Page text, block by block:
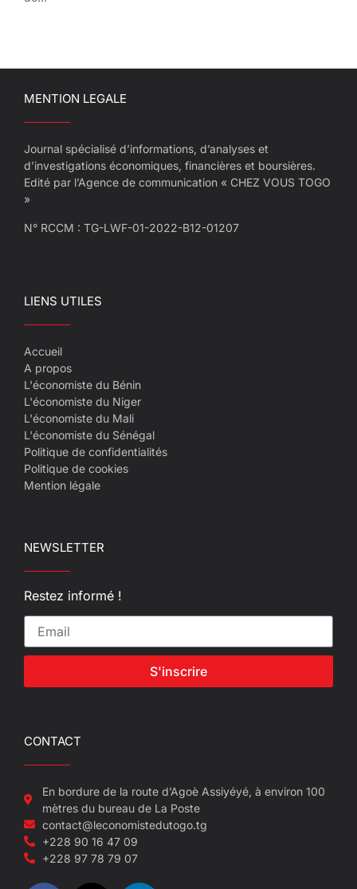
MENTION LEGALE
Journal spécialisé d’informations, d’analyses et
d’investigations économiques, financières et boursières.
Edité par l’Agence de communication « CHEZ VOUS TOGO
»
N° RCCM : TG-LWF-01-2022-B12-01207
LIENS UTILES
Accueil
A propos
L'économiste du Bénin
L'économiste du Niger
L'économiste du Mali
L'économiste du Sénégal
Politique de confidentialités
Politique de cookies
Mention légale
NEWSLETTER
Restez informé !
S'inscrire
CONTACT
En bordure de la route d’Agoè Assiyéyé, à environ 100
mètres du bureau de La Poste
contact@leconomistedutogo.tg
+228 90 16 47 09
+228 97 78 79 07